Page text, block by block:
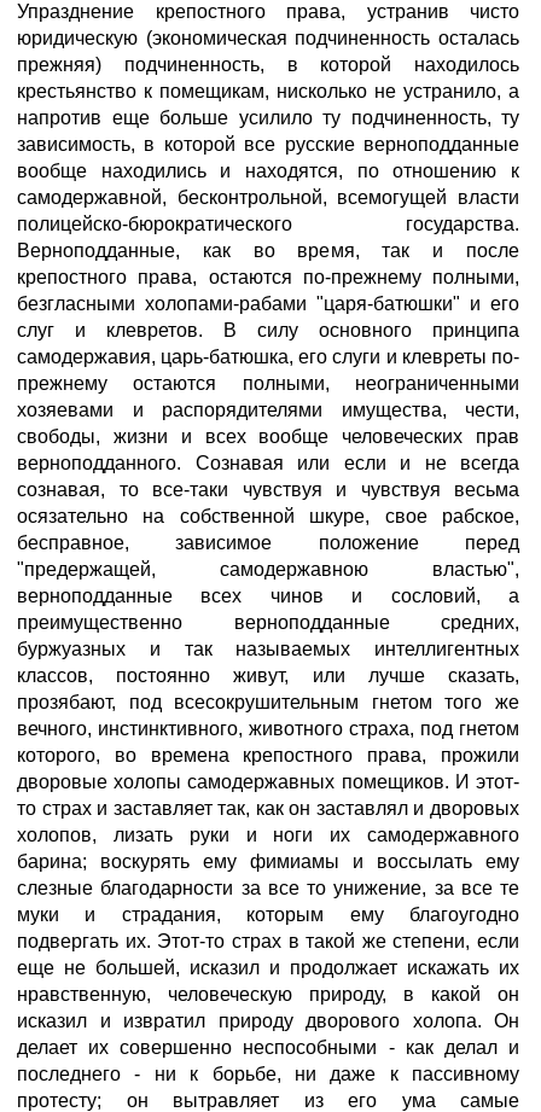
Упразднение крепостного права, устранив чисто
юридическую (экономическая подчиненность осталась
прежняя) подчиненность, в которой находилось
крестьянство к помещикам, нисколько не устранило, а
напротив еще больше усилило ту подчиненность, ту
зависимость, в которой все русские верноподданные
вообще находились и находятся, по отношению к
самодержавной, бесконтрольной, всемогущей власти
полицейско-бюрократического государства.
Верноподданные, как во время, так и после
крепостного права, остаются по-прежнему полными,
безгласными холопами-рабами "царя-батюшки" и его
слуг и клевретов. В силу основного принципа
самодержавия, царь-батюшка, его слуги и клевреты по-
прежнему остаются полными, неограниченными
хозяевами и распорядителями имущества, чести,
свободы, жизни и всех вообще человеческих прав
верноподданного. Сознавая или если и не всегда
сознавая, то все-таки чувствуя и чувствуя весьма
осязательно на собственной шкуре, свое рабское,
бесправное, зависимое положение перед
"предержащей, самодержавною властью",
верноподданные всех чинов и сословий, а
преимущественно верноподданные средних,
буржуазных и так называемых интеллигентных
классов, постоянно живут, или лучше сказать,
прозябают, под всесокрушительным гнетом того же
вечного, инстинктивного, животного страха, под гнетом
которого, во времена крепостного права, прожили
дворовые холопы самодержавных помещиков. И этот-
то страх и заставляет так, как он заставлял и дворовых
холопов, лизать руки и ноги их самодержавного
барина; воскурять ему фимиамы и воссылать ему
слезные благодарности за все то унижение, за все те
муки и страдания, которым ему благоугодно
подвергать их. Этот-то страх в такой же степени, если
еще не большей, исказил и продолжает искажать их
нравственную, человеческую природу, в какой он
исказил и извратил природу дворового холопа. Он
делает их совершенно неспособными - как делал и
последнего - ни к борьбе, ни даже к пассивному
протесту; он вытравляет из его ума самые